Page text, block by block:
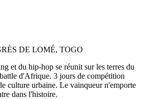
DE LOMÉ, TOGO
et du hip-hop se réunit sur les terres du
d'Afrique. 3 jours de compétition
culture urbaine. Le vainqueur n'emporte
dans l'histoire.